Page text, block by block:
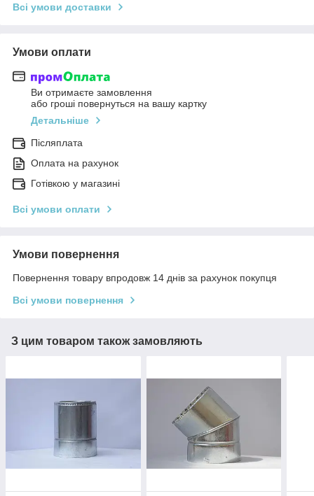
Всі умови доставки
Умови оплати
Ви отримаєте замовлення
або гроші повернуться на вашу картку
Детальніше
Післяплата
Оплата на рахунок
Готівкою у магазині
Всі умови оплати
Умови повернення
Повернення товару впродовж 14 днів за рахунок покупця
Всі умови повернення
З цим товаром також замовляють